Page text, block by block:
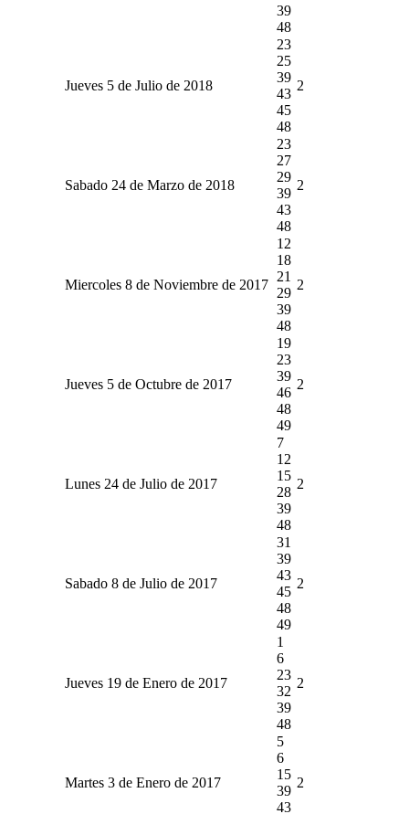
39
48
Jueves 5 de Julio de 2018
23
25
39
43
45
48
2
Sabado 24 de Marzo de 2018
23
27
29
39
43
48
2
Miercoles 8 de Noviembre de 2017
12
18
21
29
39
48
2
Jueves 5 de Octubre de 2017
19
23
39
46
48
49
2
Lunes 24 de Julio de 2017
7
12
15
28
39
48
2
Sabado 8 de Julio de 2017
31
39
43
45
48
49
2
Jueves 19 de Enero de 2017
1
6
23
32
39
48
2
Martes 3 de Enero de 2017
5
6
15
39
43
2